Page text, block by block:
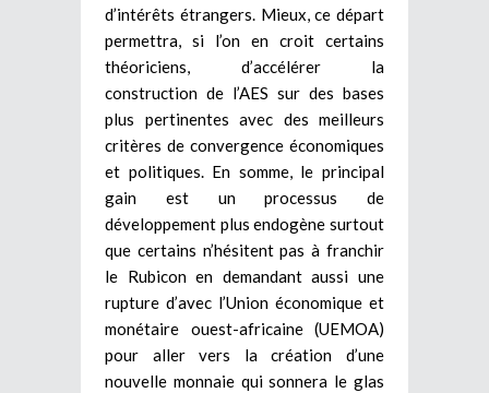
d’intérêts étrangers. Mieux, ce départ
permettra, si l’on en croit certains
théoriciens, d’accélérer la
construction de l’AES sur des bases
plus pertinentes avec des meilleurs
critères de convergence économiques
et politiques. En somme, le principal
gain est un processus de
développement plus endogène surtout
que certains n’hésitent pas à franchir
le Rubicon en demandant aussi une
rupture d’avec l’Union économique et
monétaire ouest-africaine (UEMOA)
pour aller vers la création d’une
nouvelle monnaie qui sonnera le glas